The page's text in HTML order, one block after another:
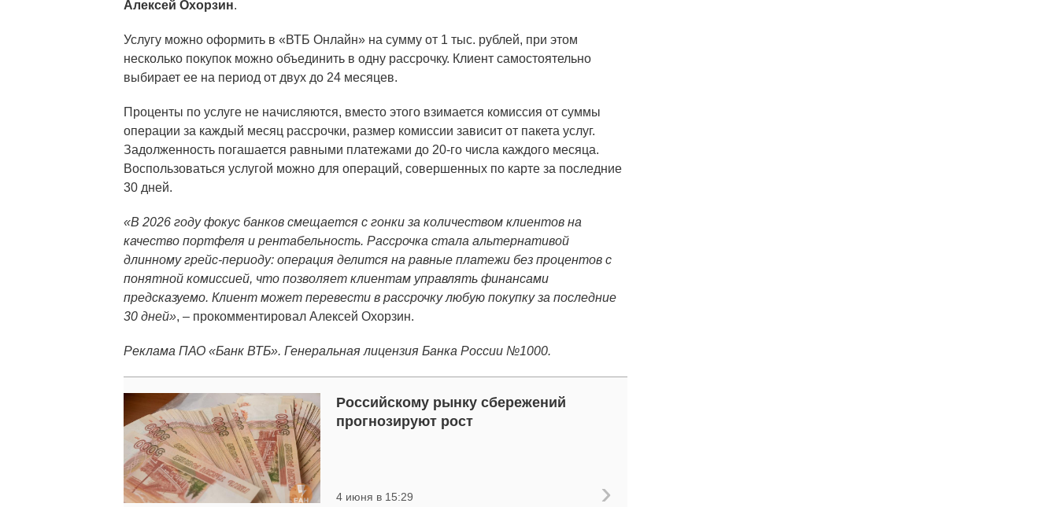
Алексей Охорзин.
Услугу можно оформить в «ВТБ Онлайн» на сумму от 1 тыс. рублей, при этом
несколько покупок можно объединить в одну рассрочку. Клиент самостоятельно
выбирает ее на период от двух до 24 месяцев.
Проценты по услуге не начисляются, вместо этого взимается комиссия от суммы
операции за каждый месяц рассрочки, размер комиссии зависит от пакета услуг.
Задолженность погашается равными платежами до 20-го числа каждого месяца.
Воспользоваться услугой можно для операций, совершенных по карте за последние
30 дней.
«В 2026 году фокус банков смещается с гонки за количеством клиентов на
качество портфеля и рентабельность. Рассрочка стала альтернативой
длинному грейс-периоду: операция делится на равные платежи без процентов с
понятной комиссией, что позволяет клиентам управлять финансами
предсказуемо. Клиент может перевести в рассрочку любую покупку за последние
30 дней», – прокомментировал Алексей Охорзин.
Реклама ПАО «Банк ВТБ». Генеральная лицензия Банка России №1000.
Российскому рынку сбережений
прогнозируют рост
4 июня в 15:29